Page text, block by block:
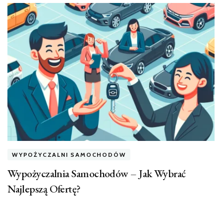
WYPOŻYCZALNI SAMOCHODÓW
Wypożyczalnia Samochodów – Jak Wybrać
Najlepszą Ofertę?